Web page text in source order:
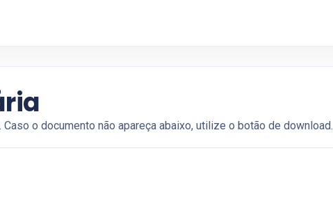
o documento não apareça abaixo, utilize o botão de download.